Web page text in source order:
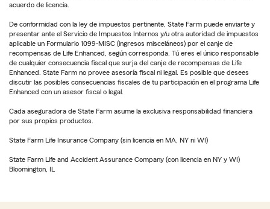
acuerdo de licencia.
De conformidad con la ley de impuestos pertinente, State Farm puede enviarte y
presentar ante el Servicio de Impuestos Internos y/u otra autoridad de impuestos
aplicable un Formulario 1099-MISC (ingresos misceláneos) por el canje de
recompensas de Life Enhanced, según corresponda. Tú eres el único responsable
de cualquier consecuencia fiscal que surja del canje de recompensas de Life
Enhanced. State Farm no provee asesoría fiscal ni legal. Es posible que desees
discutir las posibles consecuencias fiscales de tu participación en el programa Life
Enhanced con un asesor fiscal o legal.
Cada aseguradora de State Farm asume la exclusiva responsabilidad financiera
por sus propios productos.
State Farm Life Insurance Company (sin licencia en MA, NY ni WI)
State Farm Life and Accident Assurance Company (con licencia en NY y WI)
Bloomington, IL